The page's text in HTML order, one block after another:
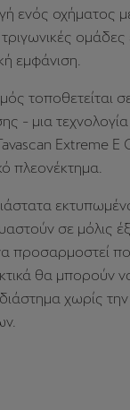
ενός οχήματος
τριγωνικές
εμφάνιση.
τοποθετείται
- μια
Extreme
πλεονέκτημα.
σε μόλις
προσαρμοστεί
θα μπορούν
χωρίς